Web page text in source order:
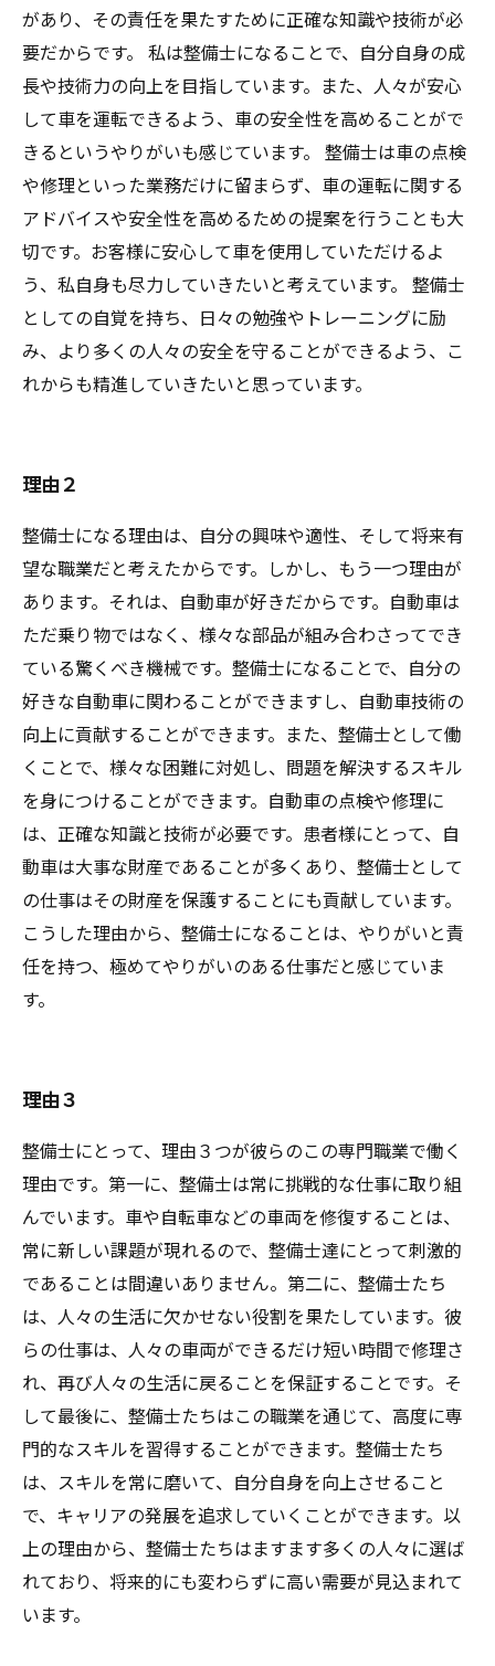
があり、その責任を果たすために正確な知識や技術が必
要だからです。 私は整備士になることで、自分自身の成
長や技術力の向上を目指しています。また、人々が安心
して車を運転できるよう、車の安全性を高めることがで
きるというやりがいも感じています。 整備士は車の点検
や修理といった業務だけに留まらず、車の運転に関する
アドバイスや安全性を高めるための提案を行うことも大
切です。お客様に安心して車を使用していただけるよ
う、私自身も尽力していきたいと考えています。 整備士
としての自覚を持ち、日々の勉強やトレーニングに励
み、より多くの人々の安全を守ることができるよう、こ
れからも精進していきたいと思っています。
理由２
整備士になる理由は、自分の興味や適性、そして将来有
望な職業だと考えたからです。しかし、もう一つ理由が
あります。それは、自動車が好きだからです。自動車は
ただ乗り物ではなく、様々な部品が組み合わさってでき
ている驚くべき機械です。整備士になることで、自分の
好きな自動車に関わることができますし、自動車技術の
向上に貢献することができます。また、整備士として働
くことで、様々な困難に対処し、問題を解決するスキル
を身につけることができます。自動車の点検や修理に
は、正確な知識と技術が必要です。患者様にとって、自
動車は大事な財産であることが多くあり、整備士として
の仕事はその財産を保護することにも貢献しています。
こうした理由から、整備士になることは、やりがいと責
任を持つ、極めてやりがいのある仕事だと感じていま
す。
理由３
整備士にとって、理由３つが彼らのこの専門職業で働く
理由です。第一に、整備士は常に挑戦的な仕事に取り組
んでいます。車や自転車などの車両を修復することは、
常に新しい課題が現れるので、整備士達にとって刺激的
であることは間違いありません。第二に、整備士たち
は、人々の生活に欠かせない役割を果たしています。彼
らの仕事は、人々の車両ができるだけ短い時間で修理さ
れ、再び人々の生活に戻ることを保証することです。そ
して最後に、整備士たちはこの職業を通じて、高度に専
門的なスキルを習得することができます。整備士たち
は、スキルを常に磨いて、自分自身を向上させること
で、キャリアの発展を追求していくことができます。以
上の理由から、整備士たちはますます多くの人々に選ば
れており、将来的にも変わらずに高い需要が見込まれて
います。